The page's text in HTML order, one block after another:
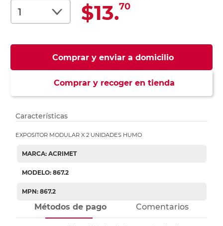
$13.70
Comprar y enviar a domicilio
Comprar y recoger en tienda
Características
EXPOSITOR MODULAR X 2 UNIDADES HUMO
MARCA: ACRIMET
MODELO: 867.2
MPN: 867.2
Métodos de pago Comentarios